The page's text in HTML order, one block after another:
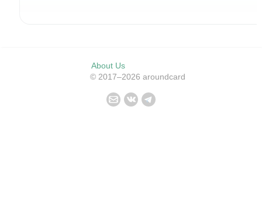
About Us
© 2017–2026 aroundcard